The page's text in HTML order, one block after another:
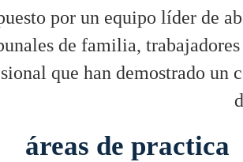
por un equipo líder de
de familia,
que han demostrado un
áreas de practica